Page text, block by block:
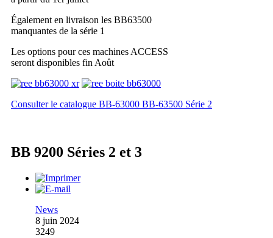
Également en livraison les BB63500
manquantes de la série 1
Les options pour ces machines ACCESS
seront disponibles fin Août
Consulter le catalogue BB-63000 BB-63500 Série 2
BB 9200 Séries 2 et 3
News
8 juin 2024
3249